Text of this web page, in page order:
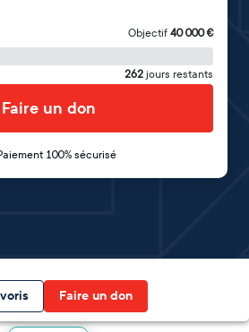
Objectif 40 000€
262 jours restants
Faire un don
100% sécurisé
Faire un don